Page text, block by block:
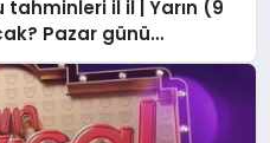
il il | Yarın (9
Pazar günü
Meteoroloji’den